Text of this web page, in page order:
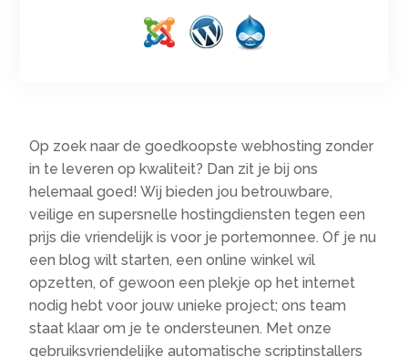
Op zoek naar de goedkoopste webhosting zonder
in te leveren op kwaliteit? Dan zit je bij ons
helemaal goed! Wij bieden jou betrouwbare,
veilige en supersnelle hostingdiensten tegen een
prijs die vriendelijk is voor je portemonnee. Of je nu
een blog wilt starten, een online winkel wil
opzetten, of gewoon een plekje op het internet
nodig hebt voor jouw unieke project; ons team
staat klaar om je te ondersteunen. Met onze
gebruiksvriendelijke automatische scriptinstallers